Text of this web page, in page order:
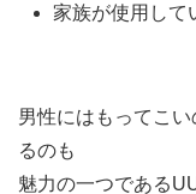
家族が使用して
男性にはもってこ
るのも
魅力の一つである